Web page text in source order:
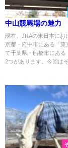
中山競馬場の魅力
現在、JRAの東日本にお
京都・府中市にある「東
て千葉県・船橋市にあ
2つがあります。今回はそ